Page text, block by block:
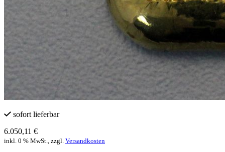
sofort lieferbar
6.050,11 €
inkl. 0 % MwSt., zzgl. Versandkosten